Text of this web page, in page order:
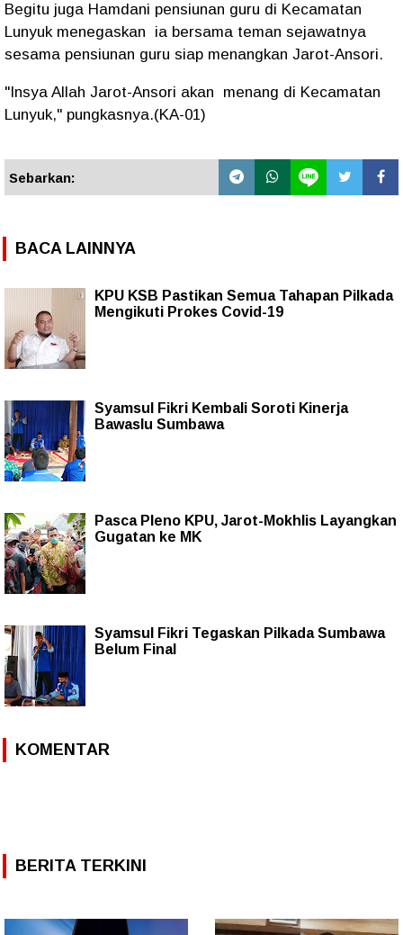
Begitu juga Hamdani pensiunan guru di Kecamatan
Lunyuk menegaskan ia bersama teman sejawatnya
sesama pensiunan guru siap menangkan Jarot-Ansori.
"Insya Allah Jarot-Ansori akan menang di Kecamatan
Lunyuk," pungkasnya.(KA-01)
Sebarkan:
BACA LAINNYA
KPU KSB Pastikan Semua Tahapan Pilkada
Mengikuti Prokes Covid-19
Syamsul Fikri Kembali Soroti Kinerja
Bawaslu Sumbawa
Pasca Pleno KPU, Jarot-Mokhlis Layangkan
Gugatan ke MK
Syamsul Fikri Tegaskan Pilkada Sumbawa
Belum Final
KOMENTAR
BERITA TERKINI